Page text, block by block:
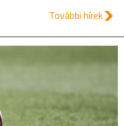
További hírek